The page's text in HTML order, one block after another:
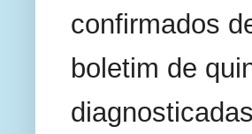
confirmados
boletim de